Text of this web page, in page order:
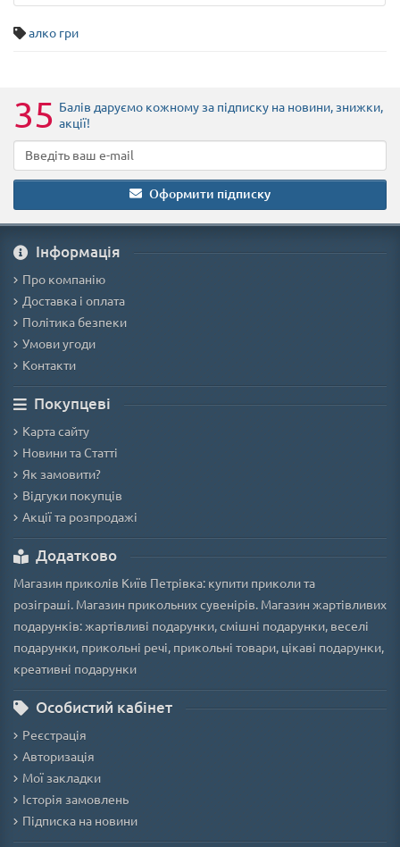
алко гри
35 Балів даруємо кожному за підписку на новини, знижки,
акції!
Оформити підписку
Iнформація
Про компанію
Доставка і оплата
Політика безпеки
Умови угоди
Контакти
Покупцеві
Карта сайту
Новини та Статті
Як замовити?
Відгуки покупців
Акції та розпродажі
Додатково
Магазин приколів Київ Петрівка: купити приколи та
розіграші. Магазин прикольних сувенірів. Магазин жартівливих
подарунків: жартівливі подарунки, смішні подарунки, веселі
подарунки, прикольні речі, прикольні товари, цікаві подарунки,
креативні подарунки
Особистий кабінет
Реєстрація
Авторизація
Мої закладки
Історія замовлень
Підписка на новини